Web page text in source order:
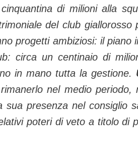
di milioni alla
del club giallorosso
progetti ambiziosi: il piano
circa un centinaio di
in mano tutta la gestione.
nel medio periodo,
sua presenza nel consiglio
poteri di veto a titolo di